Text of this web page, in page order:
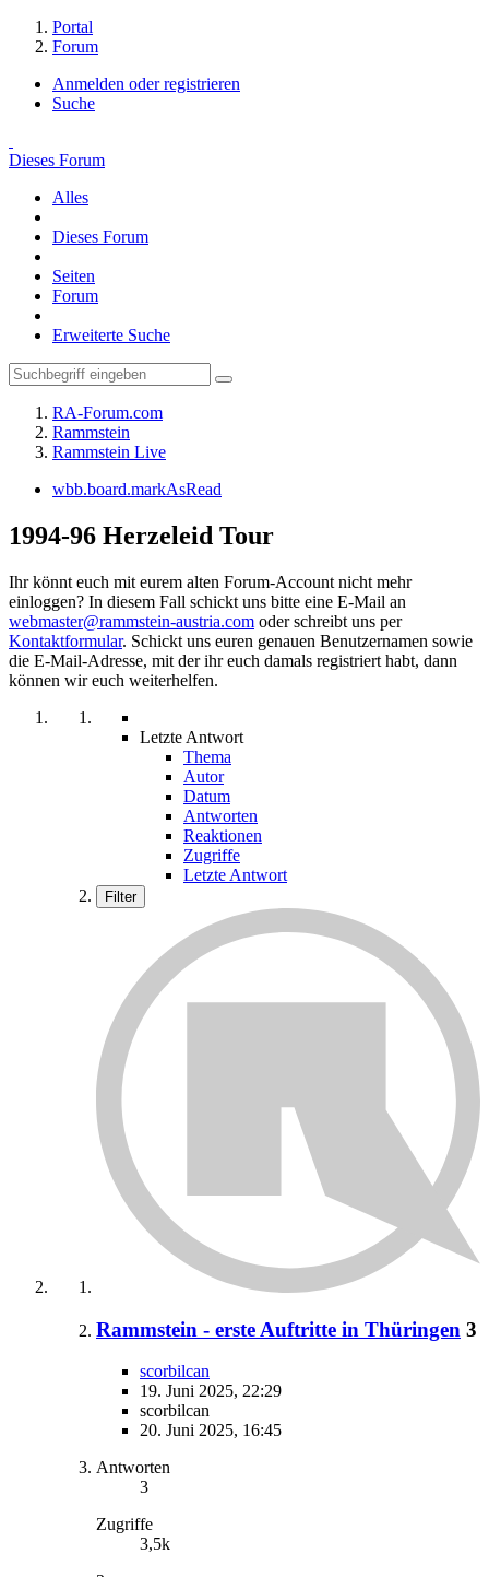
Portal
Forum
Anmelden oder registrieren
Suche
Dieses Forum
Alles
Dieses Forum
Seiten
Forum
Erweiterte Suche
RA-Forum.com
Rammstein
Rammstein Live
wbb.board.markAsRead
1994-96 Herzeleid Tour
Ihr könnt euch mit eurem alten Forum-Account nicht mehr
einloggen? In diesem Fall schickt uns bitte eine E-Mail an
webmaster@rammstein-austria.com oder schreibt uns per
Kontaktformular. Schickt uns euren genauen Benutzernamen sowie
die E-Mail-Adresse, mit der ihr euch damals registriert habt, dann
können wir euch weiterhelfen.
Letzte Antwort
Thema
Autor
Datum
Antworten
Reaktionen
Zugriffe
Letzte Antwort
Filter
Rammstein - erste Auftritte in Thüringen 3
scorbilcan
19. Juni 2025, 22:29
scorbilcan
20. Juni 2025, 16:45
Antworten
3
Zugriffe
3,5k